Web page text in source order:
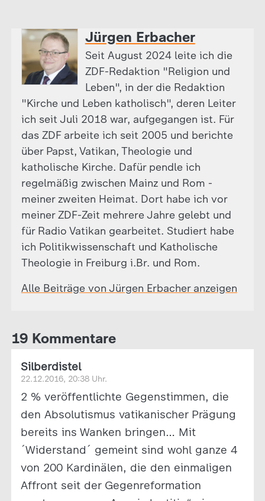
Jürgen Erbacher
Seit August 2024 leite ich die
ZDF-Redaktion "Religion und
Leben", in der die Redaktion
"Kirche und Leben katholisch", deren Leiter
ich seit Juli 2018 war, aufgegangen ist. Für
das ZDF arbeite ich seit 2005 und berichte
über Papst, Vatikan, Theologie und
katholische Kirche. Dafür pendle ich
regelmäßig zwischen Mainz und Rom -
meiner zweiten Heimat. Dort habe ich vor
meiner ZDF-Zeit mehrere Jahre gelebt und
für Radio Vatikan gearbeitet. Studiert habe
ich Politikwissenschaft und Katholische
Theologie in Freiburg i.Br. und Rom.
Alle Beiträge von Jürgen Erbacher anzeigen
19 Kommentare
Silberdistel
22.12.2016, 20:38 Uhr.
2 % veröffentlichte Gegenstimmen, die
den Absolutismus vatikanischer Prägung
bereits ins Wanken bringen… Mit
´Widerstand´ gemeint sind wohl ganze 4
von 200 Kardinälen, die den einmaligen
Affront seit der Gegenreformation